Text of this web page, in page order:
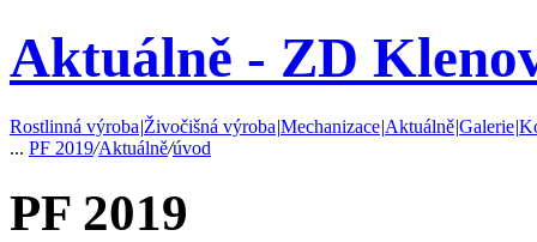
Aktuálně - ZD
Rostlinná výroba|Živočišná výroba|Mechanizace|Aktuálně|Galerie|
... PF 2019/Aktuálně/úvod
PF 2019